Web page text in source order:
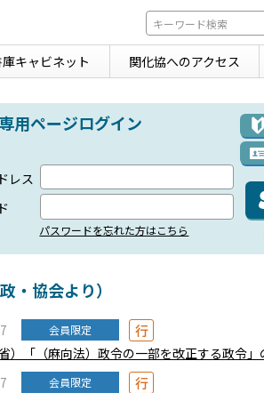
キャビネット 関化協へのアクセス
用ページログイン
レス
パスワードを忘れた方はこちら
・協会より）
会員限定 行
）「（麻向法）政令の一部を改正する政令
会員限定 行